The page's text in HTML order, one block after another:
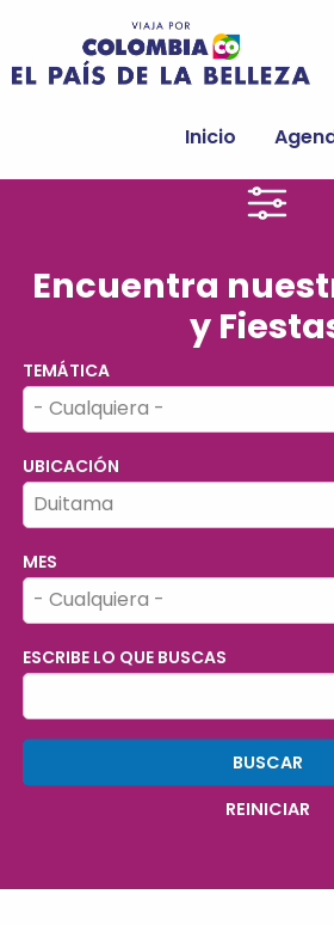
Inicio
Encuentra
y
TEMÁTICA
UBICACIÓN
MES
ESCRIBE LO QUE BUSCAS